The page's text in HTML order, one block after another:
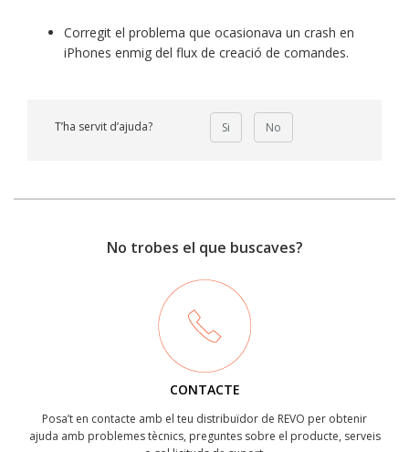
Corregit el problema que ocasionava un crash en
iPhones enmig del flux de creació de comandes.
T’ha servit d’ajuda? Si No
No trobes el que buscaves?
CONTACTE
Posa’t en contacte amb el teu distribuïdor de REVO per obtenir
ajuda amb problemes tècnics, preguntes sobre el producte, serveis